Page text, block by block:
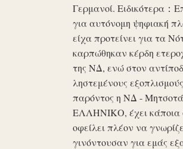
Γερμανοί. Ειδικότερα
για αυτόνομη ψηφιακή
είχα προτείνει για τα
καρπώθηκαν κέρδη
της ΝΔ, ενώ στον
ληστεμένους
παρόντος η ΝΔ -
ΕΛΛΗΝΙΚΟ, έχει κάποια
οφείλει πλέον να
γινόντουσαν για εμάς